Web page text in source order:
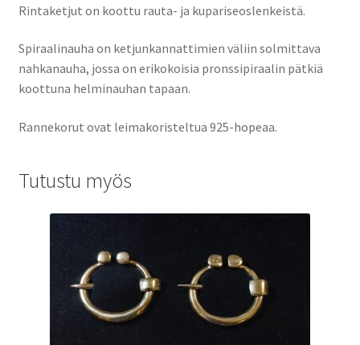
Rintaketjut on koottu rauta- ja kupariseoslenkeistä.
Spiraalinauha on ketjunkannattimien väliin solmittava
nahkanauha, jossa on erikokoisia pronssipiraalin pätkiä
koottuna helminauhan tapaan.
Rannekorut ovat leimakoristeltua 925-hopeaa.
Tutustu myös